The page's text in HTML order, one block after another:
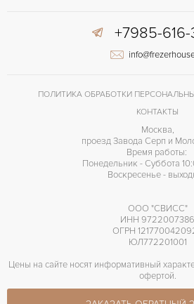
+7985-
ПОЛИТИКА ОБРАБОТКИ
КОНТАКТЫ
Москва,
проезд Завода Серп и
Время работы:
Понедельник - Суббота
Воскресенье -
ООО "СВИСС"
ИНН 9722007386
ОГРН
ЮЛ772201001
Цены на сайте носят информативный
офертой.